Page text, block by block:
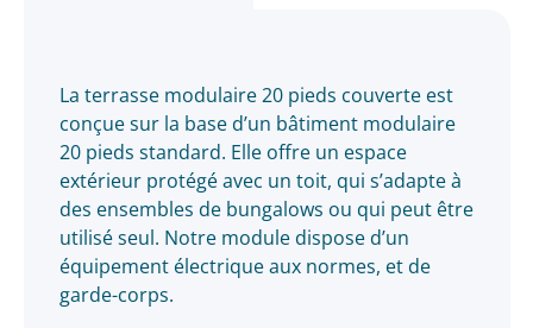
La terrasse modulaire 20 pieds couverte est
conçue sur la base d’un bâtiment modulaire
20 pieds standard. Elle offre un espace
extérieur protégé avec un toit, qui s’adapte à
des ensembles de bungalows ou qui peut être
utilisé seul. Notre module dispose d’un
équipement électrique aux normes, et de
garde-corps.